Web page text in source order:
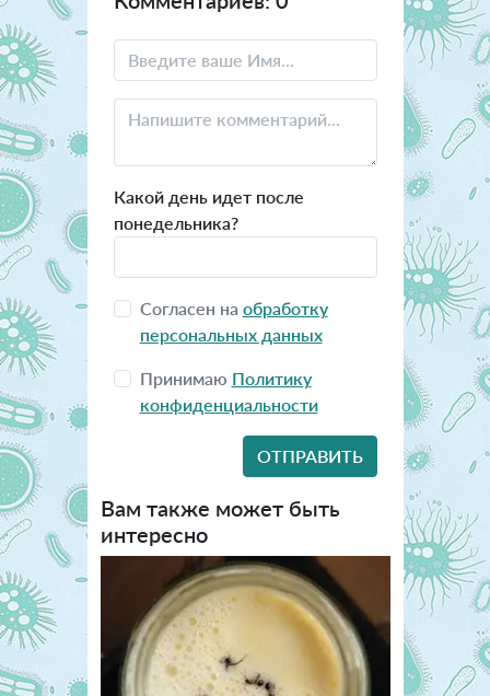
Какой день идет после
понедельника?
Согласен на обработку
персональных данных
Принимаю Политику
конфиденциальности
Вам также может быть
интересно